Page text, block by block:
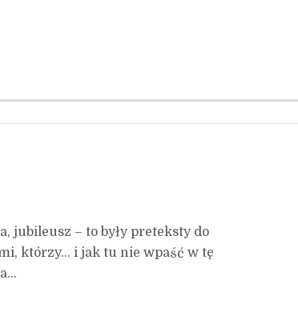
jubileusz – to były preteksty do
którzy… i jak tu nie wpaść w tę